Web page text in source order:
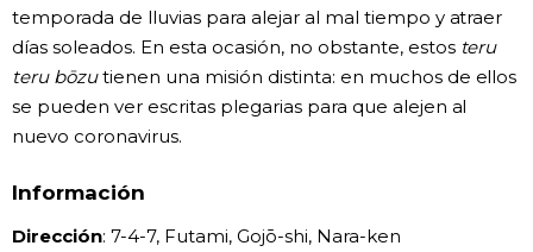
temporada de lluvias para alejar al mal tiempo y atraer
días soleados. En esta ocasión, no obstante, estos teru
teru bōzutienen una misión distinta: en muchos de ellos
se pueden ver escritas plegarias para que alejen al
nuevo coronavirus.
Información
Dirección: 7-4-7, Futami, Gojō-shi, Nara-ken